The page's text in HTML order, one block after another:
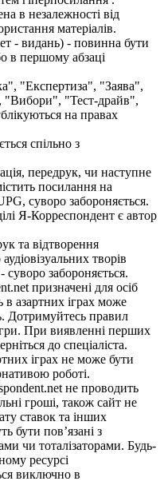
в незалежності від
матеріалів.
- видань) - повинна бути
в першому абзаці
"Експертиза", "Заява",
"Вибори", "Тест-драйв",
на правах
спільно з
передрук, чи наступне
посилання на
суворо забороняється.
Я-Корреспондент є автор
та відтворення
творів
забороняється.
призначені для осіб
азартних іграх може
Дотримуйтесь правил
При виявленні перших
до спеціаліста.
іграх не може бути
роботі.
не проводить
гроші, також сайт не
ставок та інших
бути пов’язані з
чи тоталізаторами. Будь-
ресурсі
виключно в